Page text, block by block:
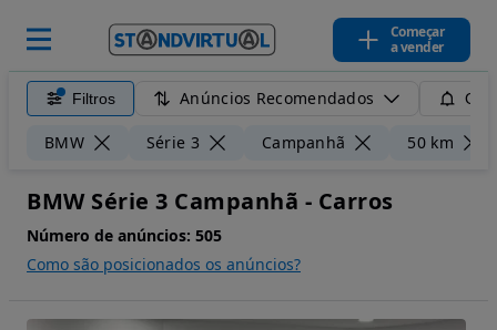
Começar
a vender
Filtros Anúncios Recomendados
BMW Série 3 Campanhã 50 km
BMW Série 3 Campanhã - Carros
Número de anúncios: 505
Como são posicionados os anúncios?